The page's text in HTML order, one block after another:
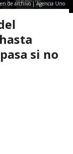
de archivo | Agencia Uno
si no